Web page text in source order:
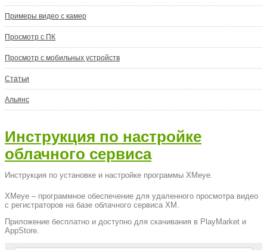
Примеры видео с камер
Просмотр с ПК
Просмотр с мобильных устройств
Статьи
Альянс
Инструкция по настройке
облачного сервиса
Инструкция по установке и настройке программы XMeye.
XMeye – программное обеспечение для удаленного просмотра видео
с регистраторов на базе облачного сервиса XM.
Приложение бесплатно и доступно для скачивания в PlayMarket и
AppStore.